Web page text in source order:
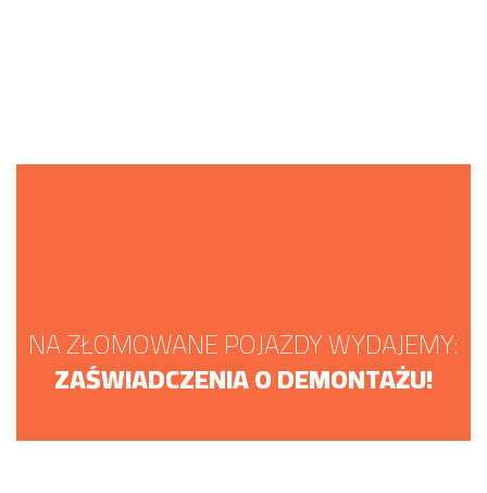
NA ZŁOMOWANE POJAZDY WYDAJEMY:
ZAŚWIADCZENIA O DEMONTAŻU!